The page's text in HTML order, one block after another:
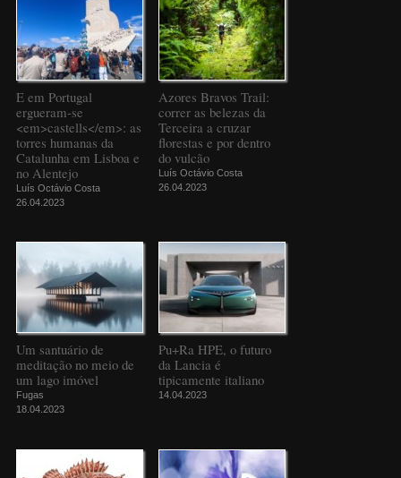
E em Portugal
ergueram-se
<em>castells</em>: as
torres humanas da
Catalunha em Lisboa e
no Alentejo
Luís Octávio Costa
26.04.2023
Azores Bravos Trail:
correr as belezas da
Terceira a cruzar
florestas e por dentro
do vulcão
Luís Octávio Costa
26.04.2023
Um santuário de
meditação no meio de
um lago imóvel
Fugas
18.04.2023
Pu+Ra HPE, o futuro
da Lancia é
tipicamente italiano
14.04.2023